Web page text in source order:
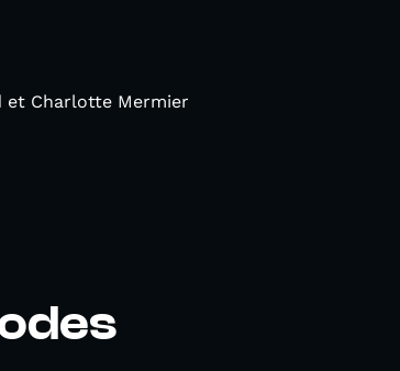
et Charlotte Mermier